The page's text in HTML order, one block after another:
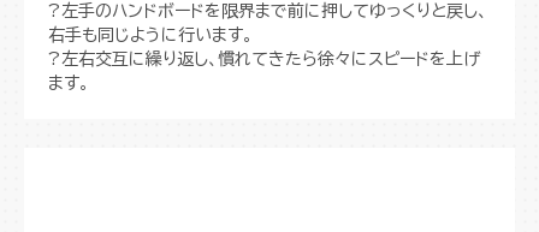
?左手のハンドボードを限界まで前に押してゆっくりと戻し、
右手も同じように行います。
?左右交互に繰り返し、慣れてきたら徐々にスピードを上げ
ます。